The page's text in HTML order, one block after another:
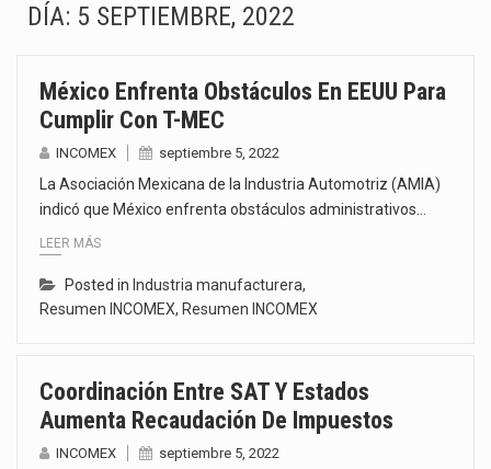
El Tribunal Federal de Justicia Administrativa (TFJA), a través de su Segunda Sala Regional en…
El mercado laboral mexicano muestra un proceso de precarización sin señales de mejora, según el…
DÍA: 5 SEPTIEMBRE, 2022
México Enfrenta Obstáculos En EEUU Para
Cumplir Con T-MEC
INCOMEX septiembre 5, 2022
La Asociación Mexicana de la Industria Automotriz (AMIA)
indicó que México enfrenta obstáculos administrativos…
LEER MÁS
Posted in Industria manufacturera,
Resumen INCOMEX, Resumen INCOMEX
Coordinación Entre SAT Y Estados
Aumenta Recaudación De Impuestos
INCOMEX septiembre 5, 2022